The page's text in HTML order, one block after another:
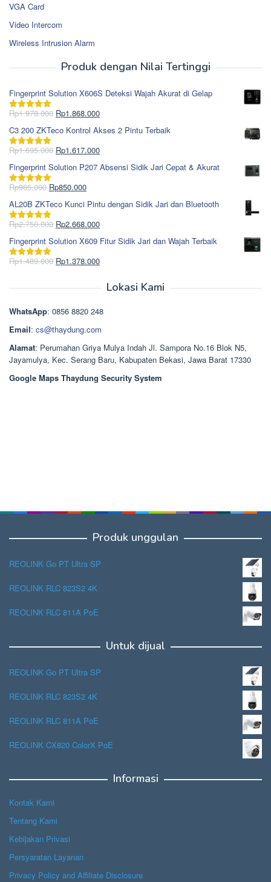
VGA Card
Video Intercom
Wireless Intrusion Alarm
Produk dengan Nilai Tertinggi
Fingerprint Solution X606S Deteksi Wajah Akurat di Gelap
Dinilai5.00
Rp1.978.000 Harga
aslinya
adalah:
Rp1.978.000.
Rp1.868.000Harga
saat
ini
adalah:
C3 200 ZKTeco Kontrol Akses 2 Pintu Terbaik
Dinilai5.00
Rp1.695.000 Harga
aslinya
adalah:
Rp1.695.000.
Rp1.617.000Harga
saat
ini
Fingerprint Solution P207 Absensi Sidik Jari Cepat & Akurat
Dinilai5.00
Rp965.000 Harga
aslinya
adalah:
Rp965.000.
Rp850.000Harga
saat
ini
adalah:
AL20B ZKTeco Kunci Pintu dengan Sidik Jari dan Bluetooth
Dinilai5.00
Rp2.750.000 Harga
aslinya
adalah:
Rp2.750.000.
Rp2.668.000Harga
saat
ini
adalah:
Fingerprint Solution X609 Fitur Sidik Jari dan Wajah Terbaik
Dinilai5.00
Rp1.489.000 Harga
Rp1.378.000Harga
Rp1.378.000.
Lokasi Kami
WhatsApp: 0856 8820 248
Email: cs@thaydung.com
Alamat: Perumahan Griya Mulya Indah Jl. Sampora No.16 Blok N5,
Jayamulya, Kec. Serang Baru, Kabupaten Bekasi, Jawa Barat 17330
Google Maps Thaydung Security System
Produk unggulan
REOLINK Go PT Ultra SP
REOLINK RLC 823S2 4K
REOLINK RLC 811A PoE
Untuk dijual
REOLINK Go PT Ultra SP
REOLINK RLC 823S2 4K
REOLINK RLC 811A PoE
REOLINK CX820 ColorX PoE
Informasi
Kontak Kami
Tentang Kami
Kebijakan Privasi
Persyaratan Layanan
Privacy Policy and Affiliate Disclosure